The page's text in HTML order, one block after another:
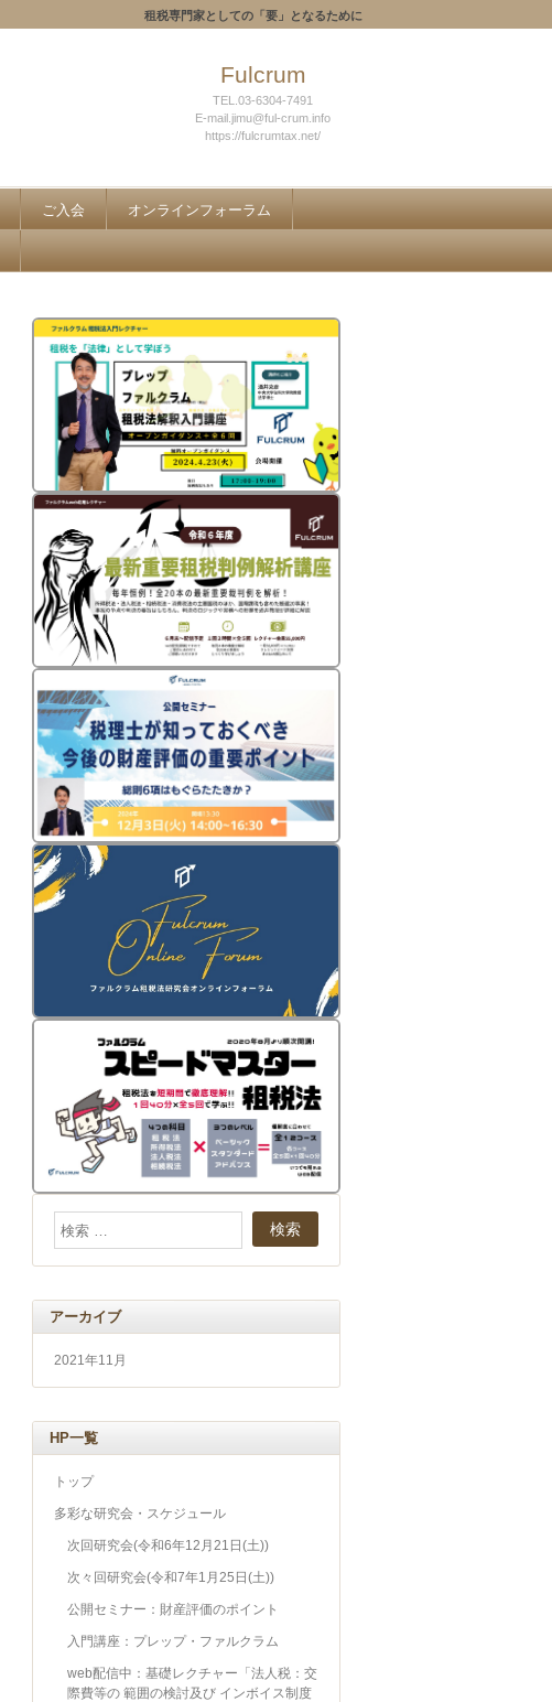
租税専門家としての「要」となるために
Fulcrum
TEL.03-6304-7491
E-mail.jimu@ful-crum.info
https://fulcrumtax.net/
ご入会 オンラインフォーラム
アーカイブ
2021年11月
HP一覧
トップ
多彩な研究会・スケジュール
次回研究会(令和6年12月21日(土))
次々回研究会(令和7年1月25日(土))
公開セミナー：財産評価のポイント
入門講座：プレップ・ファルクラム
web配信中：基礎レクチャー「法人税：交
際費等の 範囲の検討及び インボイス制度